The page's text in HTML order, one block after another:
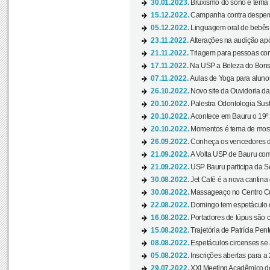
30.01.2023. Bruxismo do sono é
15.12.2022.Campanha contra
05.12.2022.
Linguagem oral de
23.11.2022.Alterações na audição
21.11.2022.Triagem para pessoas
17.11.2022. Na USP a Beleza do
07.11.2022.Aulas de Yoga para
26.10.2022. Novo site da Ouvidoria
20.10.2022. Palestra Odontologia
20.10.2022.Acontece em Bauru o 19º
20.10.2022. Momentos é tema de
26.09.2022.Conheça os vencedores
21.09.2022.A Volta USP de Bauru
21.09.2022. USP Bauru participa da
30.08.2022.Jet Café é a nova
30.08.2022. Massageaço no Centro
22.08.2022. Domingo tem espetáculo
16.08.2022. Portadores de lúpus são
15.08.2022.Trajetória de Patrícia
08.08.2022. Espetáculos circenses
05.08.2022. Inscrições abertas para a
29.07.2022.XXI Meeting Acadêmico